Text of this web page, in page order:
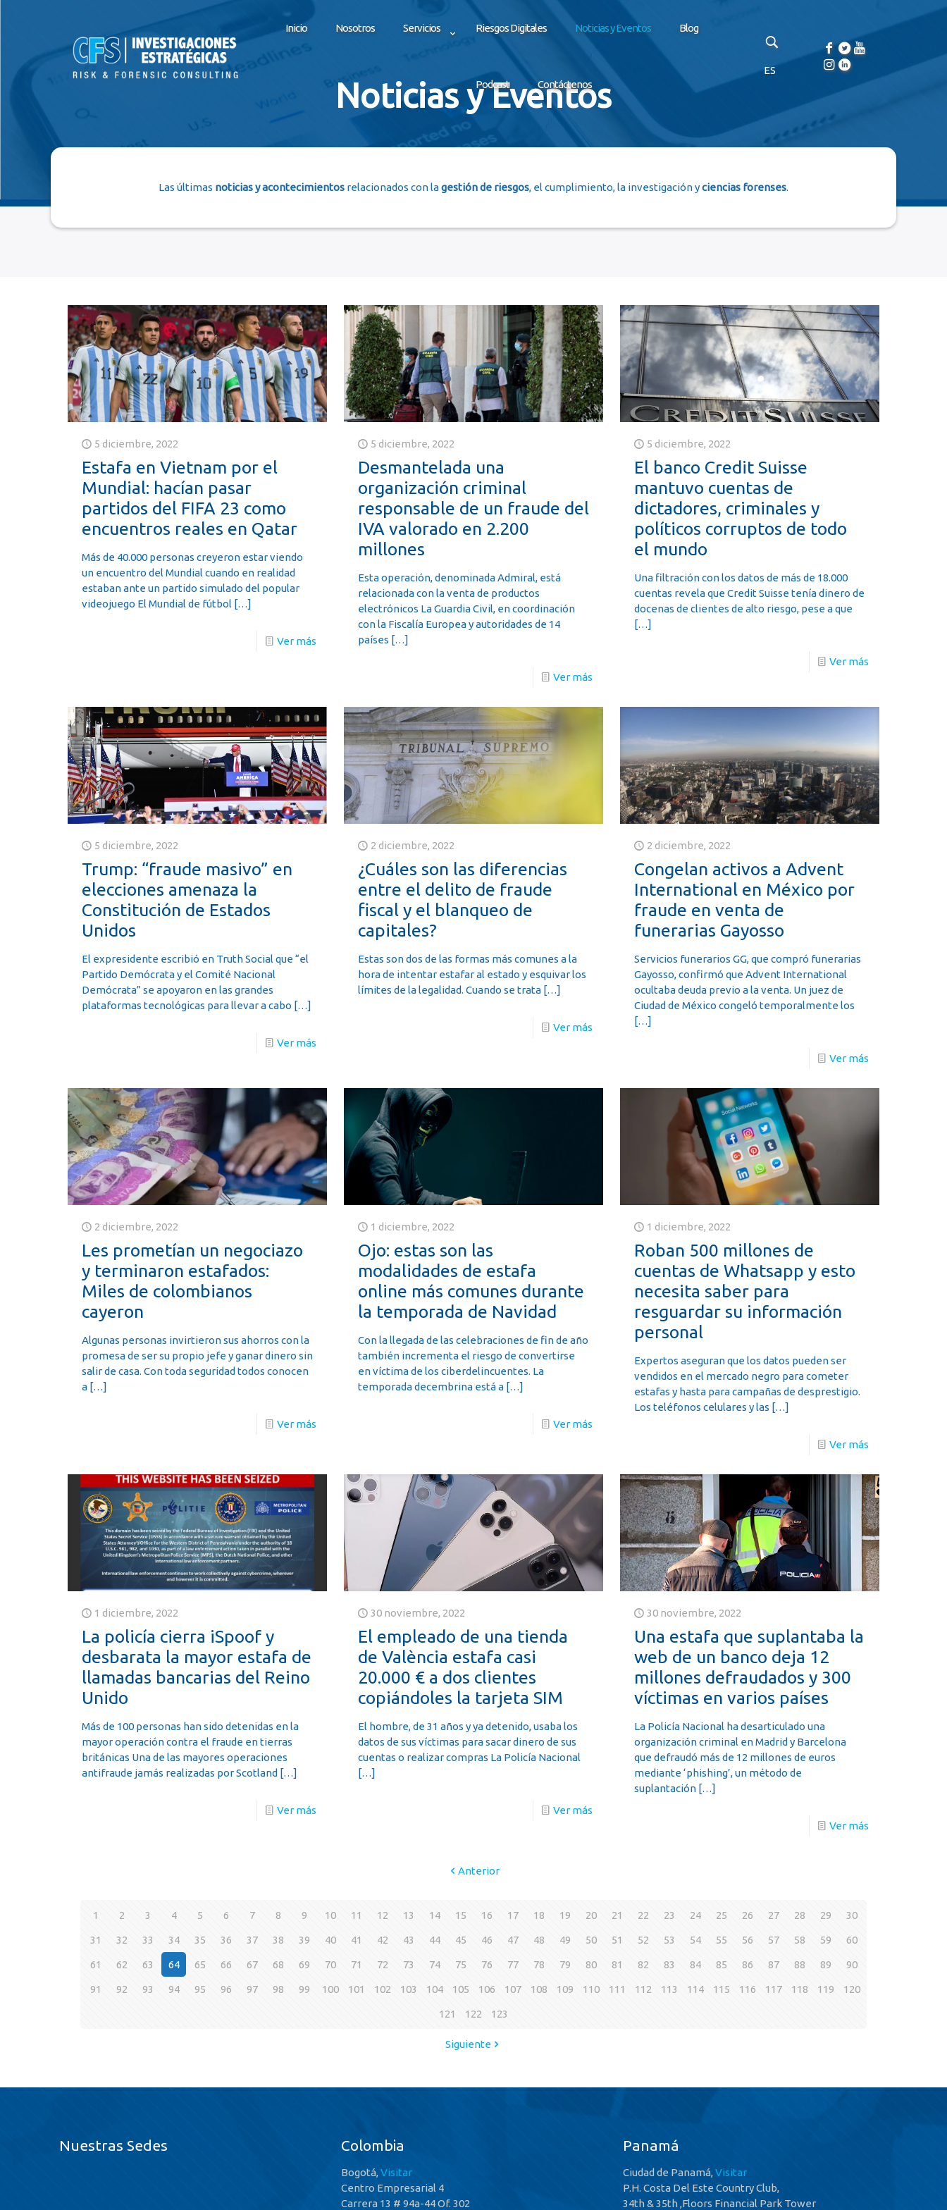
Inicio Nosotros Servicios Riesgos Digitales Noticias y Eventos Blog
Podcast Contáctenos
ES
Noticias y Eventos
Las últimas noticias y acontecimientos relacionados con lagestión de riesgos, el cumplimiento, la investigación yciencias forenses.
5 diciembre, 2022
Estafa en Vietnam por el
Mundial: hacían pasar
partidos del FIFA 23 como
encuentros reales en Qatar
Más de 40.000 personas creyeron estar viendo
un encuentro del Mundial cuando en realidad
estaban ante un partido simulado del popular
videojuego El Mundial de fútbol […]
Ver más
5 diciembre, 2022
Desmantelada una
organización criminal
responsable de un fraude del
IVA valorado en 2.200
millones
Esta operación, denominada Admiral, está
relacionada con la venta de productos
electrónicos La Guardia Civil, en coordinación
con la Fiscalía Europea y autoridades de 14
países […]
Ver más
5 diciembre, 2022
El banco Credit Suisse
mantuvo cuentas de
dictadores, criminales y
políticos corruptos de todo
el mundo
Una filtración con los datos de más de 18.000
cuentas revela que Credit Suisse tenía dinero de
docenas de clientes de alto riesgo, pese a que
[…]
Ver más
5 diciembre, 2022
Trump: “fraude masivo” en
elecciones amenaza la
Constitución de Estados
Unidos
El expresidente escribió en Truth Social que “el
Partido Demócrata y el Comité Nacional
Demócrata” se apoyaron en las grandes
plataformas tecnológicas para llevar a cabo […]
Ver más
2 diciembre, 2022
¿Cuáles son las diferencias
entre el delito de fraude
fiscal y el blanqueo de
capitales?
Estas son dos de las formas más comunes a la
hora de intentar estafar al estado y esquivar los
límites de la legalidad. Cuando se trata[…]
Ver más
2 diciembre, 2022
Congelan activos a Advent
International en México por
fraude en venta de
funerarias Gayosso
Servicios funerarios GG, que compró funerarias
Gayosso, confirmó que Advent International
ocultaba deuda previo a la venta. Un juez de
Ciudad de México congeló temporalmente los
[…]
Ver más
2 diciembre, 2022
Les prometían un negociazo
y terminaron estafados:
Miles de colombianos
cayeron
Algunas personas invirtieron sus ahorros con la
promesa de ser su propio jefe y ganar dinero sin
salir de casa. Con toda seguridad todos conocen
a[…]
Ver más
1 diciembre, 2022
Ojo: estas son las
modalidades de estafa
online más comunes durante
la temporada de Navidad
Con la llegada de las celebraciones de fin de año
también incrementa el riesgo de convertirse
en víctima de los ciberdelincuentes. La
temporada decembrina está a[…]
Ver más
1 diciembre, 2022
Roban 500 millones de
cuentas de Whatsapp y esto
necesita saber para
resguardar su información
personal
Expertos aseguran que los datos pueden ser
vendidos en el mercado negro para cometer
estafas y hasta para campañas de desprestigio.
Los teléfonos celulares y las […]
Ver más
1 diciembre, 2022
La policía cierra iSpoof y
desbarata la mayor estafa de
llamadas bancarias del Reino
Unido
Más de 100 personas han sido detenidas en la
mayor operación contra el fraude en tierras
británicas Una de las mayores operaciones
antifraude jamás realizadas por Scotland […]
Ver más
30 noviembre, 2022
El empleado de una tienda
de València estafa casi
20.000 € a dos clientes
copiándoles la tarjeta SIM
El hombre, de 31 años y ya detenido, usaba los
datos de sus víctimas para sacar dinero de sus
cuentas o realizar compras La Policía Nacional
[…]
Ver más
30 noviembre, 2022
Una estafa que suplantaba la
web de un banco deja 12
millones defraudados y 300
víctimas en varios países
La Policía Nacional ha desarticulado una
organización criminal en Madrid y Barcelona
que defraudó más de 12 millones de euros
mediante ‘phishing’, un método de
suplantación[…]
Ver más
Anterior
1 2 3 4 5 6 7 8 9 10 11 12 13 14 15 16 17 18 19 20 21 22 23 24 25 26 27 28 29 30
31 32 33 34 35 36 37 38 39 40 41 42 43 44 45 46 47 48 49 50 51 52 53 54 55 56 57 58 59 60
61 62 63 64 65 66 67 68 69 70 71 72 73 74 75 76 77 78 79 80 81 82 83 84 85 86 87 88 89 90
91 92 93 94 95 96 97 98 99 100 101 102 103 104 105 106 107 108 109 110 111 112 113 114 115 116 117 118 119 120
121 122 123
Siguiente
Nuestras Sedes Colombia
Bogotá,Visitar
Centro Empresarial 4
Carrera 13 # 94a-44 Of. 302
Panamá
Ciudad de Panamá,Visitar
P.H. Costa Del Este Country Club,
34th & 35th ,Floors Financial Park Tower